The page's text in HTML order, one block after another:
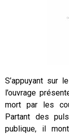
S’appuyant sur
l’ouvrage
mort par les
Partant des
publique, il